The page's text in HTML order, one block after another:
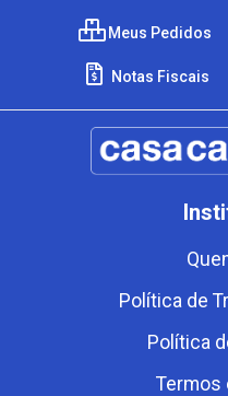
Meus Pedidos
Notas Fiscais
Política de
Política
Termos